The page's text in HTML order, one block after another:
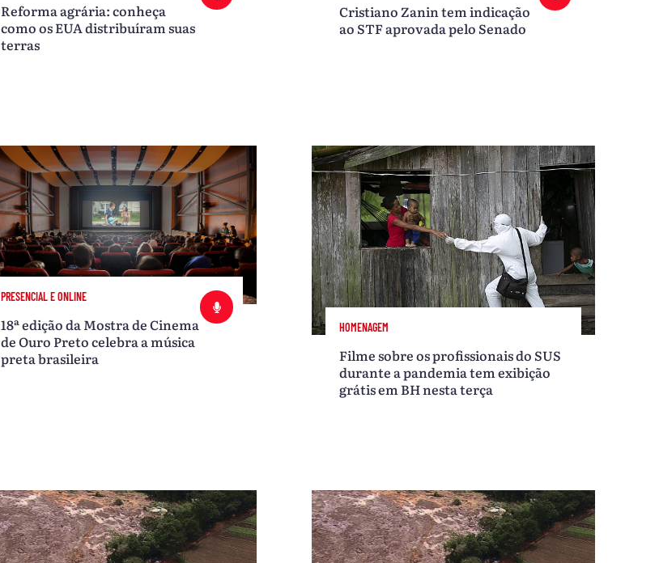
Reforma agrária: conheça
como os EUA distribuíram suas
terras
Cristiano Zanin tem indicação
ao STF aprovada pelo Senado
PRESENCIAL E ONLINE
18ª edição da Mostra de Cinema
de Ouro Preto celebra a música
preta brasileira
HOMENAGEM
Filme sobre os profissionais do SUS
durante a pandemia tem exibição
grátis em BH nesta terça